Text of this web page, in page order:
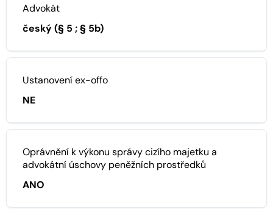
Advokát
český (§ 5 ; § 5b)
Ustanovení ex-offo
NE
Oprávnění k výkonu správy cizího majetku a
advokátní úschovy peněžních prostředků
ANO